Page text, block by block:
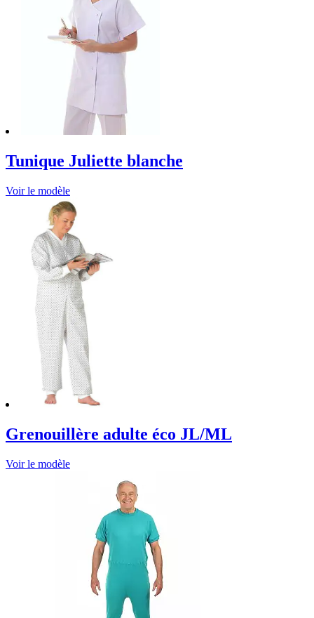
Tunique Juliette blanche
Voir le modèle
Grenouillère adulte éco JL/ML
Voir le modèle